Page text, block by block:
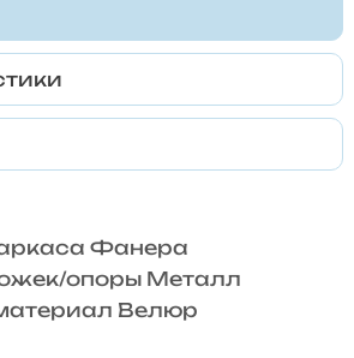
Фанера
опоры Металл
Велюр